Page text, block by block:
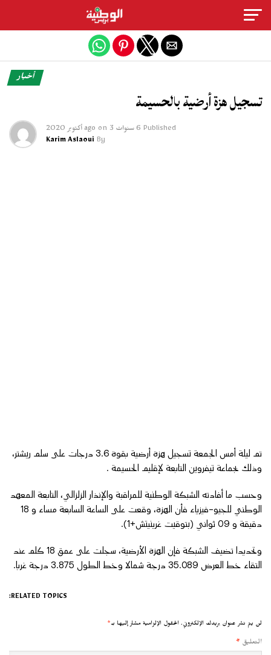
أخبار
تسجيل هزة أرضية بالحسيمة
Published 6 سنوات ago on 3 أكتوبر 2020
By
Karim Aslaoui
تم ليلة أمس الجمعة تسجيل هزة أرضية بقوة 3.6 درجات على سلم ريشتر،
وذلك بجماعة تيفروين التابعة لإقليم الحسيمة .
وحسب ما أفادته الشبكة الوطنية للمراقبة والإنذار الزلزالي، التابعة المعهد
الوطني للجيو-فيزياء فأن الهزة، وقعت على الساعة السابعة مساء و 18
دقيقة و 09 ثواني (بتوقيت غرينيتش+1).
وتحديدا تضيف الشبكة فإن الهزة الأرضية، سجلت على عمق 18 كلم عند
التقاء خط العرض 35.089 درجة شمالا وخط الطول 3.875 درجة غربا.
RELATED TOPICS:
لن يتم نشر عنوان بريدك الإلكتروني. الحقول الإلزامية مشار إليها بـ*
التعليق *
Exit mobile version